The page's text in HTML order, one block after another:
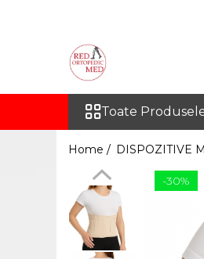
Toate Produsele
DISPOZITIVE MEDICALE
COLOANA VERTEBRALA
TORACE SI ABDOMEN
MEMBRU SUPERIOR
MEMBRU INFERIOR
INGHINAL
Toate
Home / DISPOZITIVE
-30%